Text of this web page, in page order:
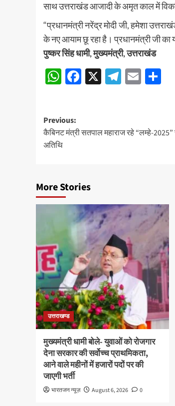
साथ उत्तराखंड आजादी के अमृत काल में
“प्रधानमंत्री नरेंद्र मोदी जी, हमेशा
के नए आयाम छू रहा है। प्रधानमंत्री जी
पुष्कर सिंह धामी, मुख्यमंत्री, उत्तराखंड
WhatsApp
Facebook
X Telegram
Email
Post
navigation
Previous:
कैबिनट मंत्री सतपाल महाराज रहे “लम्हे-
अतिथि
More Stories
उत्तराखण्ड
मुख्यमंत्री धामी बोले- युवाओं को रोजगार
देना सरकार की सर्वोच्च प्राथमिकता,
आने वाले महीनों में हजारों पदों पर की
जाएगी भर्ती
भारतजन न्यूज़ August 6, 2026 0